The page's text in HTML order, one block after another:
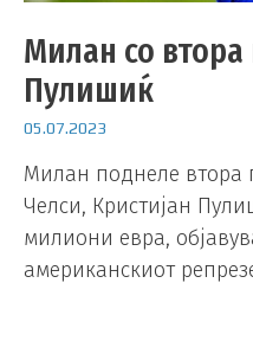
Милан со втора
Пулишиќ
05.07.2023
Милан поднеле втора
Челси, Кристијан
милиони евра,
американскиот